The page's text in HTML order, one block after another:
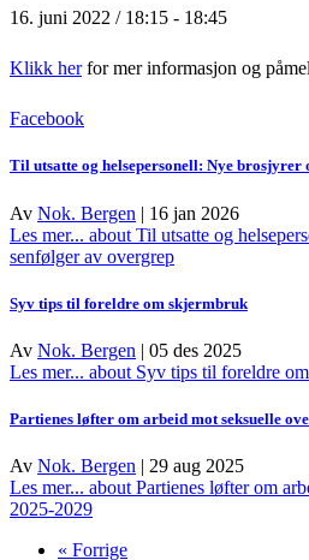
16. juni 2022 / 18:15 - 18:45
Klikk herfor mer informasjon og
Facebook
Til utsatte og helsepersonell: Nye brosjyrer
Av Nok. Bergen | 16 jan 2026
Les mer... about Til utsatte og
senfølger av overgrep
Syv tips til foreldre om skjermbruk
Av Nok. Bergen | 05 des 2025
Les mer... about Syv tips til foreldre
Partienes løfter om arbeid mot seksuelle
Av Nok. Bergen | 29 aug 2025
Les mer... about Partienes løfter om
2025-2029
« Forrige